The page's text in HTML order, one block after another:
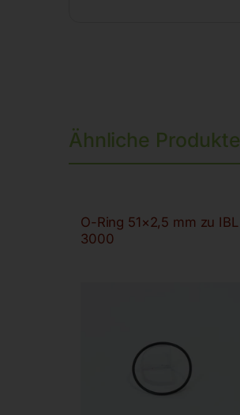
Ähnliche Produkte
O-Ring 51×2,5 mm zu IBL
3000